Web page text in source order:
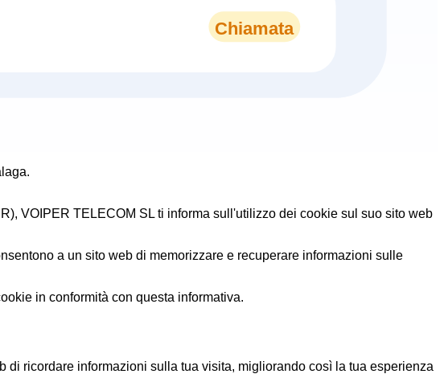
Chiamata
VOIPER TELECOM SL ti informa sull'utilizzo dei cookie sul suo sito web
a un sito web di memorizzare e recuperare informazioni sulle
in conformità con questa informativa.
ricordare informazioni sulla tua visita, migliorando così la tua esperienza